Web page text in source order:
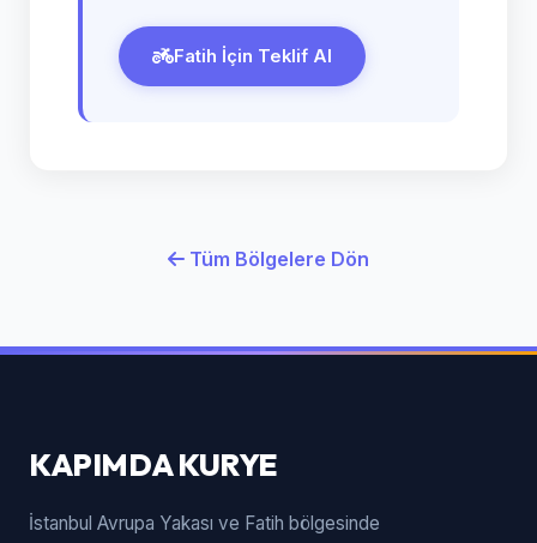
Fatih İçin Teklif Al
Tüm Bölgelere Dön
KAPIMDA KURYE
İstanbul Avrupa Yakası ve Fatih bölgesinde